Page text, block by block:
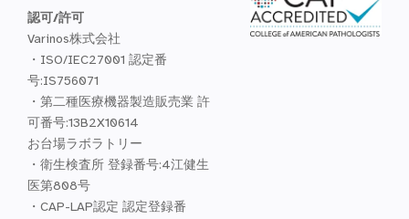
認可/許可
Varinos株式会社
・ISO/IEC27001 認定番
号:IS756071
・第二種医療機器製造販売業 許
可番号:13B2X10614
お台場ラボラトリー
・衛生検査所 登録番号:4江健生
医第808号
・CAP-LAP認定 認定登録番